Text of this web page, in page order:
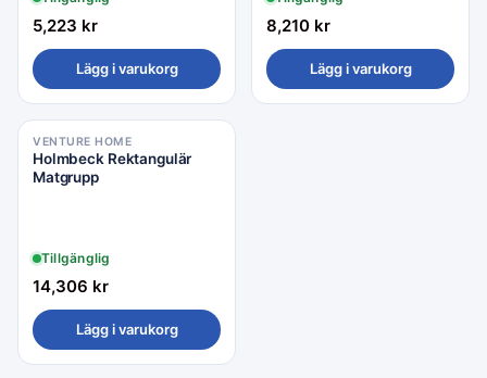
5,223 kr
Lägg i varukorg
8,210 kr
Lägg i varukorg
VENTURE HOME
Holmbeck Rektangulär
Matgrupp
Tillgänglig
14,306 kr
Lägg i varukorg